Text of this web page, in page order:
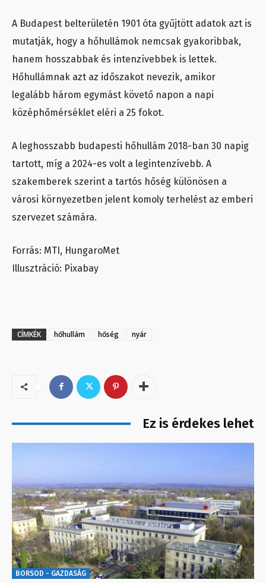
A Budapest belterületén 1901 óta gyűjtött adatok azt is
mutatják, hogy a hőhullámok nemcsak gyakoribbak,
hanem hosszabbak és intenzívebbek is lettek.
Hőhullámnak azt az időszakot nevezik, amikor
legalább három egymást követő napon a napi
középhőmérséklet eléri a 25 fokot.
A leghosszabb budapesti hőhullám 2018-ban 30 napig
tartott, míg a 2024-es volt a legintenzívebb. A
szakemberek szerint a tartós hőség különösen a
városi környezetben jelent komoly terhelést az emberi
szervezet számára.
Forrás: MTI, HungaroMet
Illusztráció: Pixabay
CÍMKÉK hőhullám hőség nyár
Ez is érdekes lehet
BORSOD - GAZDASÁG